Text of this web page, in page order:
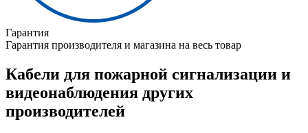
Гарантия
Гарантия производителя и магазина на весь товар
Кабели для пожарной сигнализации и
видеонаблюдения других
производителей